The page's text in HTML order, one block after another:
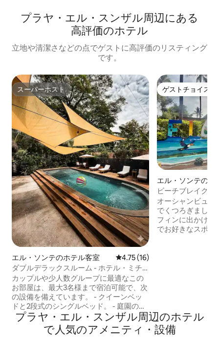
プラヤ・エル・スンザル周辺にあ⁠る
高⁠評⁠価⁠のホ⁠テ⁠ル
立地や清潔さなどの点でゲストに高評価のリスティング
です。
スーパーホスト
スーパーホスト
エル・ソンテのホテル客室 レビュー16件、5つ星中4.75つ
4.75 (16)
ダブルデラックスルーム - ホテル・ミチ
ャンティ
カップルや少人数グループに最適なこの
お部屋は、最大3名様まで宿泊可能で、次
の設備を備えています。 - クイーンベッ
ドと2段式のシングルベッド。 - 庭園の景
色、プールからわずか数歩。 - 共有エリ
アやリラクゼーションスペースなど、
Michantiの施設をすべてご利用いただけ
ゲストチョイス
ゲストチョイス
エル・ソンテのホ
ビーチブレイクホ
ーン1室
オーシャンビュー
でくつろぎましょ
フィンに出かけ、
でお好きなスポー
ーツバーがありま
プラヤ・エル・スンザル周辺のホ⁠テ⁠ル
で人⁠気⁠のア⁠メ⁠ニ⁠テ⁠ィ⁠・設⁠備